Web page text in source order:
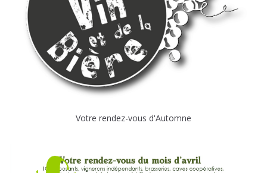
Votre rendez-vous d'Automne